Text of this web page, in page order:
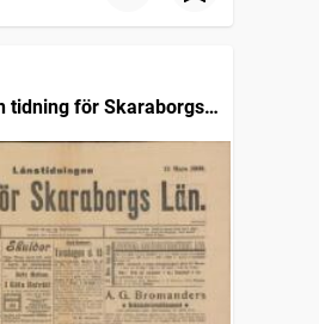
tidning för Skaraborgs